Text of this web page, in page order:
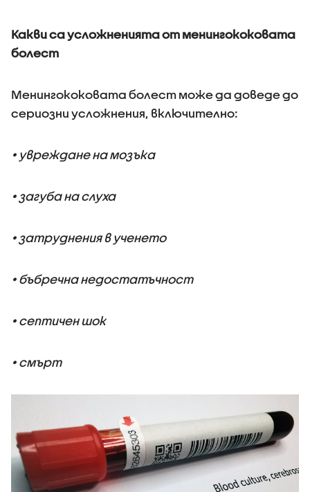
Какви са усложненията от менингококовата
болест
Менингококовата болест може да доведе до
сериозни усложнения, включително:
• увреждане на мозъка
• загуба на слуха
• затруднения в ученето
• бъбречна недостатъчност
• септичен шок
• смърт